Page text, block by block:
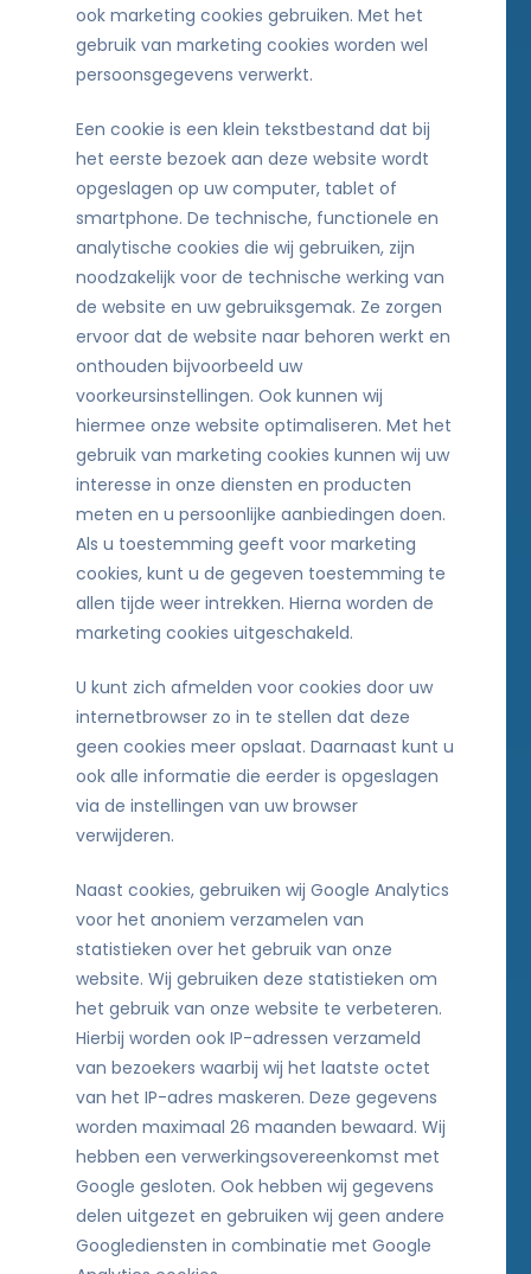
ook marketing cookies gebruiken. Met het
gebruik van marketing cookies worden wel
persoonsgegevens verwerkt.
Een cookie is een klein tekstbestand dat bij
het eerste bezoek aan deze website wordt
opgeslagen op uw computer, tablet of
smartphone. De technische, functionele en
analytische cookies die wij gebruiken, zijn
noodzakelijk voor de technische werking van
de website en uw gebruiksgemak. Ze zorgen
ervoor dat de website naar behoren werkt en
onthouden bijvoorbeeld uw
voorkeursinstellingen. Ook kunnen wij
hiermee onze website optimaliseren. Met het
gebruik van marketing cookies kunnen wij uw
interesse in onze diensten en producten
meten en u persoonlijke aanbiedingen doen.
Als u toestemming geeft voor marketing
cookies, kunt u de gegeven toestemming te
allen tijde weer intrekken. Hierna worden de
marketing cookies uitgeschakeld.
U kunt zich afmelden voor cookies door uw
internetbrowser zo in te stellen dat deze
geen cookies meer opslaat. Daarnaast kunt u
ook alle informatie die eerder is opgeslagen
via de instellingen van uw browser
verwijderen.
Naast cookies, gebruiken wij Google Analytics
voor het anoniem verzamelen van
statistieken over het gebruik van onze
website. Wij gebruiken deze statistieken om
het gebruik van onze website te verbeteren.
Hierbij worden ook IP-adressen verzameld
van bezoekers waarbij wij het laatste octet
van het IP-adres maskeren. Deze gegevens
worden maximaal 26 maanden bewaard. Wij
hebben een verwerkingsovereenkomst met
Google gesloten. Ook hebben wij gegevens
delen uitgezet en gebruiken wij geen andere
Googlediensten in combinatie met Google